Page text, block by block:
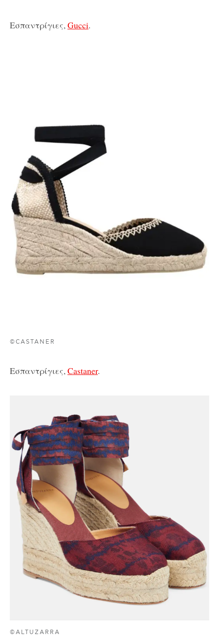
Εσπαντρίγιες,Gucci.
©CASTANER
Εσπαντρίγιες,Castaner.
©ALTUZARRA